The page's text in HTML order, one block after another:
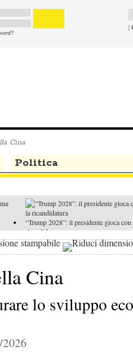
|
Cina
Politica
“Trump 2028”: il presidente gioca con
ricandidatura
La
di Trump su Hormuz
Trump attacca i “comunisti”
maledizione di nome Rutte
Cina
lo sviluppo